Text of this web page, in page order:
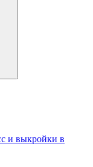
и выкройки в